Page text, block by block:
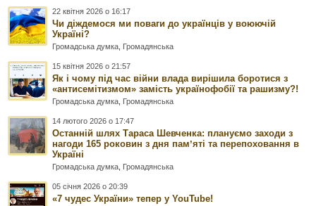
22 квітня 2026 о 16:17
Чи діждемося ми поваги до українців у воюючій
Україні?
Громадська думка Громадянська
15 квітня 2026 о 21:57
Як і чому під час війни влада вирішила боротися з
«антисемітизмом» замість українофобії та рашизму?!
Громадська думка Громадянська
14 лютого 2026 о 17:47
Останній шлях Тараса Шевченка: плануємо заходи з
нагоди 165 роковин з дня памʼяті та перепоховання в
Україні
Громадська думка Громадянська
05 січня 2026 о 20:39
«7 чудес України» тепер у YouTube!